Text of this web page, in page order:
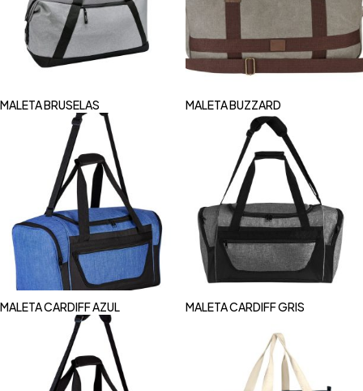
MALETA BRUSELAS MALETA BUZZARD
MALETA CARDIFF AZUL MALETA CARDIFF GRIS